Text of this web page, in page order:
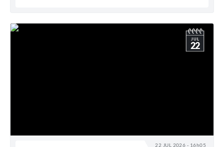
22 JUL 2026 - 16h05
JUL
22